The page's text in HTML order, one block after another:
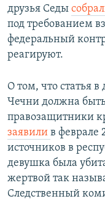
друзья Седы
под требованием
федеральный
реагируют.
О том, что статья
Чечни должна
правозащитники
заявили в феврале
источников в
девушка была
жертвой так
Следственный